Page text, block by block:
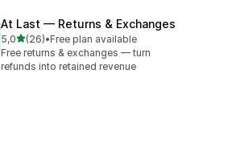
At Last — Returns & Exchanges
5,0stelle su 5
(26)
26 recensioni totali
•Free plan available
Free returns & exchanges — turn
refunds into retained revenue